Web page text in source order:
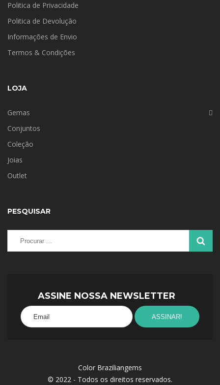
Politica de Privacidade
Politica de Devolução
Informações de Envio
Termos & Condições
LOJA
Gemas
Conjuntos
Coleção
Joias
Outlet
PESQUISAR
ASSINE NOSSA NEWSLETTER
Color Braziliangems
© 2022 - Todos os direitos reservados.